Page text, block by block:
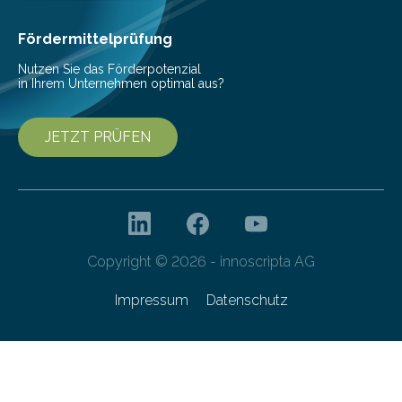
Fördermittelprüfung
Nutzen Sie das Förderpotenzial
in Ihrem Unternehmen optimal aus?
JETZT PRÜFEN
Copyright © 2026 - innoscripta AG
Impressum Datenschutz